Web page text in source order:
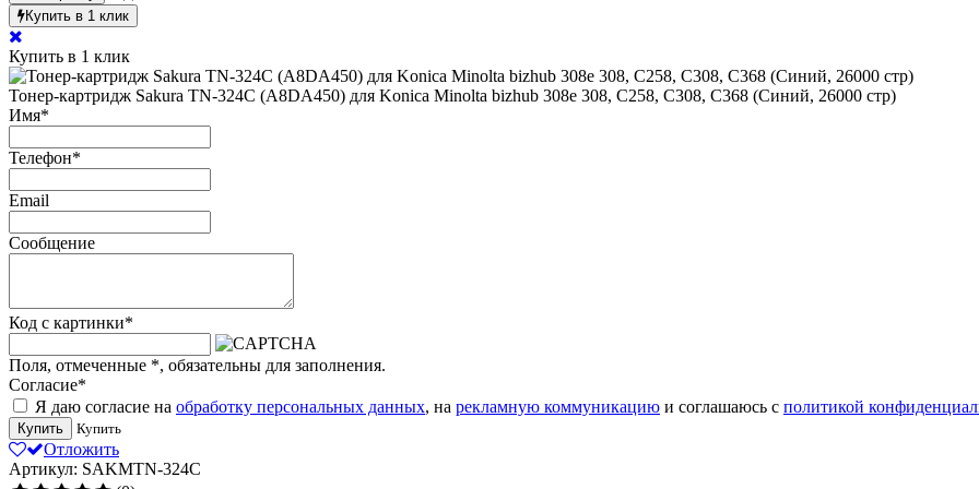
Купить в 1 клик
Купить в 1 клик
Тонер-картридж Sakura TN-324C (A8DA450) для Konica Minolta bizhub 308e 308, C258, C308, C368 (Синий, 26000 стр)
Имя*
Телефон*
Email
Сообщение
Код с картинки*
Поля, отмеченные *, обязательны для заполнения.
Согласие*
Я даю согласие на обработку персональных данных, на рекламную коммуникацию и соглашаюсь с политикой
Купить Купить
Отложить
Артикул: SAKMTN-324C